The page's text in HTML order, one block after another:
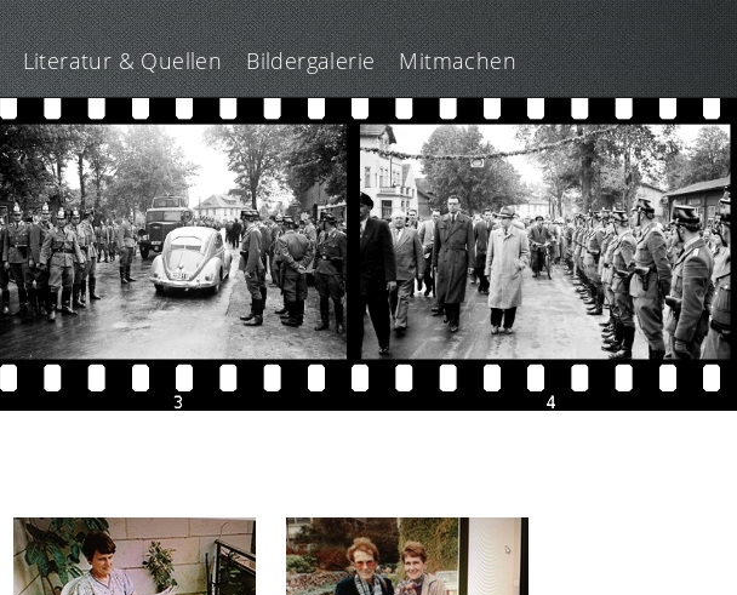
Literatur & Quellen Bildergalerie Mitmachen